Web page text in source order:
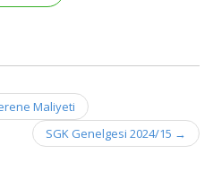
Maliyeti
SGK Genelgesi 2024/15 →